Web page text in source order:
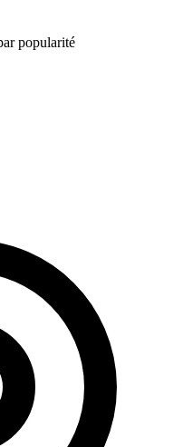
popularité